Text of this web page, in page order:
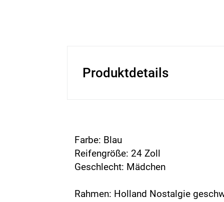
Produktdetails
Farbe: Blau
Reifengröße: 24 Zoll
Geschlecht: Mädchen
Rahmen: Holland Nostalgie